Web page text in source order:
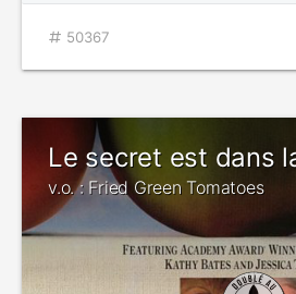
50367
Le secret est dans
v.o. : Fried Green Tomatoes